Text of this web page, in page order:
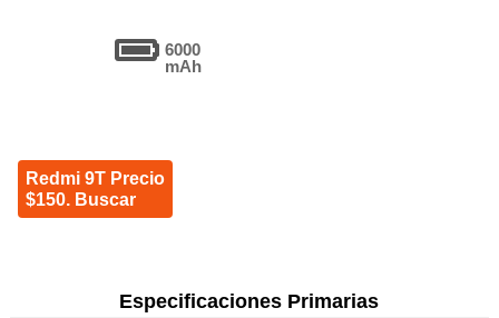
6000
mAh
Redmi 9T Precio
$150. Buscar
Especificaciones Primarias